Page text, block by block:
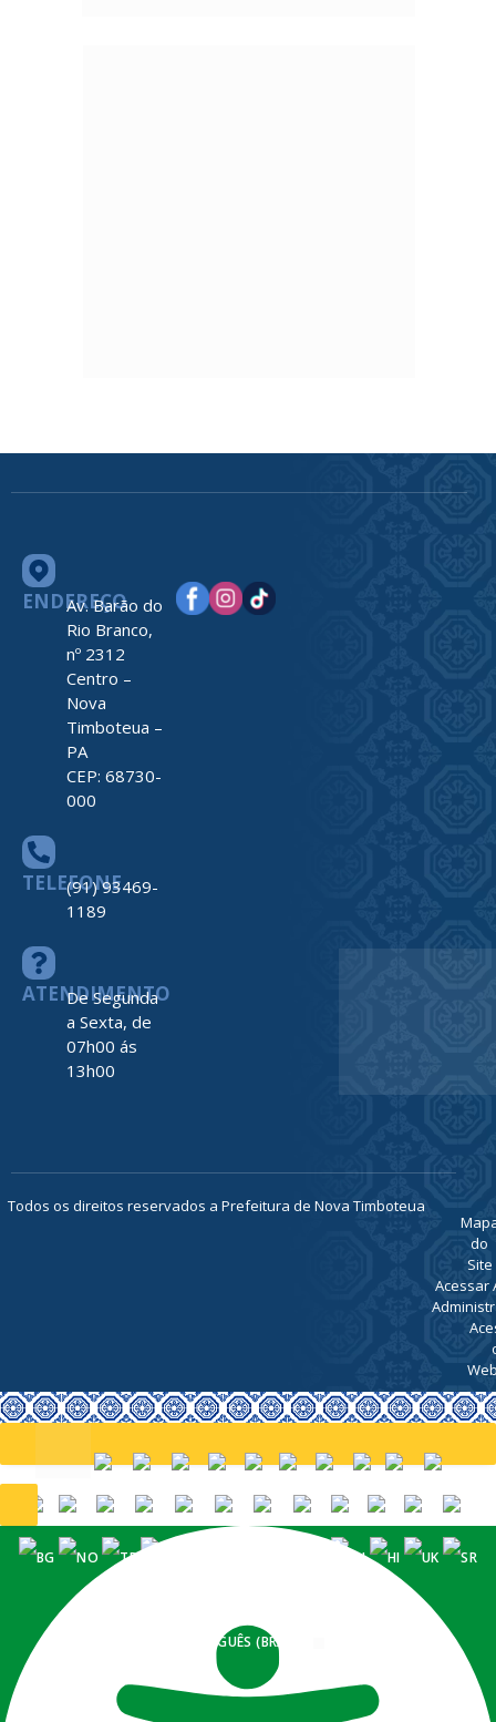
ENDEREÇO
Av. Barão do
Rio Branco,
nº 2312
Centro –
Nova
Timboteua –
PA
CEP: 68730-
000
TELEFONE
(91) 93469-
1189
ATENDIMENTO
De Segunda
a Sexta, de
07h00 ás
13h00
Todos os direitos reservados a Prefeitura de Nova Timboteua
do
Site
Acessar
PORTUGUÊS (BRASIL)